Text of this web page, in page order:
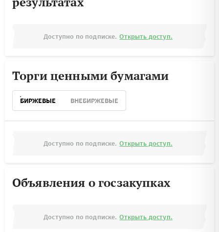
Доступно по подписке. Открыть доступ.
Торги ценными бумагами
БИРЖЕВЫЕ ВНЕБИРЖЕВЫЕ
Доступно по подписке. Открыть доступ.
Объявления о госзакупках
Доступно по подписке. Открыть доступ.